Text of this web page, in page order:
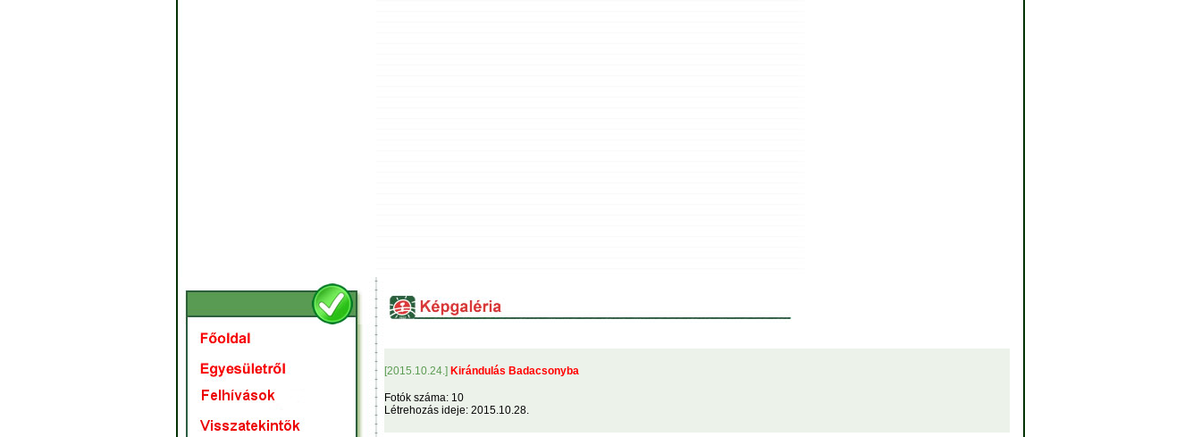
[2015.10.24.] Kirándulás Badacsonyba
Fotók száma: 10
Létrehozás ideje: 2015.10.28.